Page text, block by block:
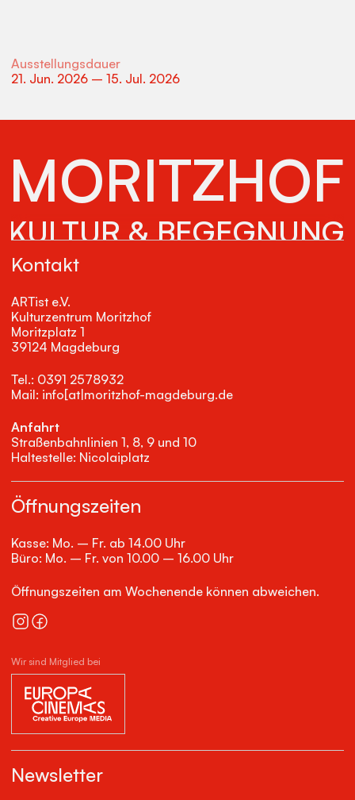
Ausstellungsdauer
21. Jun. 2026 – 15. Jul. 2026
Kontakt
ARTist e.V.
Kulturzentrum Moritzhof
Moritzplatz 1
39124 Magdeburg
Tel.: 0391 2578932
Mail: info[at|moritzhof-magdeburg.de
Anfahrt
Straßenbahnlinien 1, 8, 9 und 10
Haltestelle: Nicolaiplatz
Öffnungszeiten
Kasse: Mo. – Fr. ab 14.00 Uhr
Büro: Mo. – Fr. von 10.00 – 16.00 Uhr
Öffnungszeiten am Wochenende können abweichen.
Wir sind Mitglied bei
Newsletter
MORITZHOF
KULTUR & BEGEGNUNG